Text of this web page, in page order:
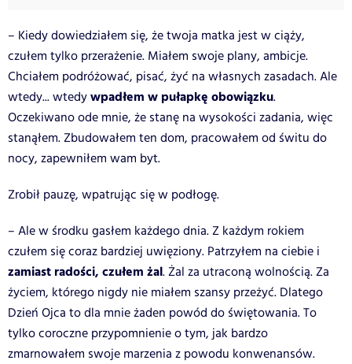
– Kiedy dowiedziałem się, że twoja matka jest w ciąży,
czułem tylko przerażenie. Miałem swoje plany, ambicje.
Chciałem podróżować, pisać, żyć na własnych zasadach. Ale
wtedy... wtedywpadłem w pułapkę obowiązku.
Oczekiwano ode mnie, że stanę na wysokości zadania, więc
stanąłem. Zbudowałem ten dom, pracowałem od świtu do
nocy, zapewniłem wam byt.
Zrobił pauzę, wpatrując się w podłogę.
– Ale w środku gasłem każdego dnia. Z każdym rokiem
czułem się coraz bardziej uwięziony. Patrzyłem na ciebie i
zamiast radości, czułem żal. Żal za utraconą wolnością. Za
życiem, którego nigdy nie miałem szansy przeżyć. Dlatego
Dzień Ojca to dla mnie żaden powód do świętowania. To
tylko coroczne przypomnienie o tym, jak bardzo
zmarnowałem swoje marzenia z powodu konwenansów.